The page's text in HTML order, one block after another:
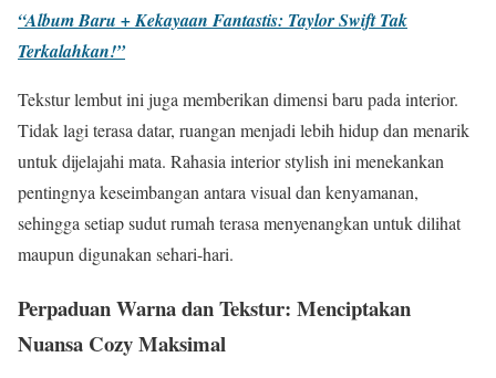
“Album Baru + Kekayaan Fantastis: Taylor Swift Tak
Terkalahkan!”
Tekstur lembut ini juga memberikan dimensi baru pada interior.
Tidak lagi terasa datar, ruangan menjadi lebih hidup dan menarik
untuk dijelajahi mata. Rahasia interior stylish ini menekankan
pentingnya keseimbangan antara visual dan kenyamanan,
sehingga setiap sudut rumah terasa menyenangkan untuk dilihat
maupun digunakan sehari-hari.
Perpaduan Warna dan Tekstur: Menciptakan
Nuansa Cozy Maksimal